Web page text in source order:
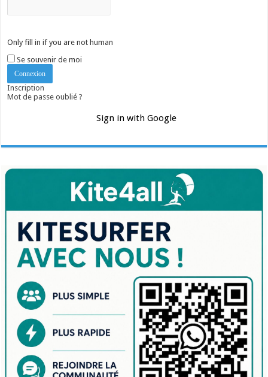
Only fill in if you are not human
Se souvenir de moi
Inscription
Mot de passe oublié ?
Sign in with Google